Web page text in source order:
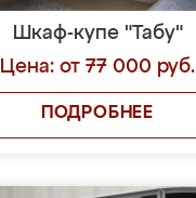
Шкаф-купе "Табу"
Цена: от 77 000 руб.
ПОДРОБНЕЕ